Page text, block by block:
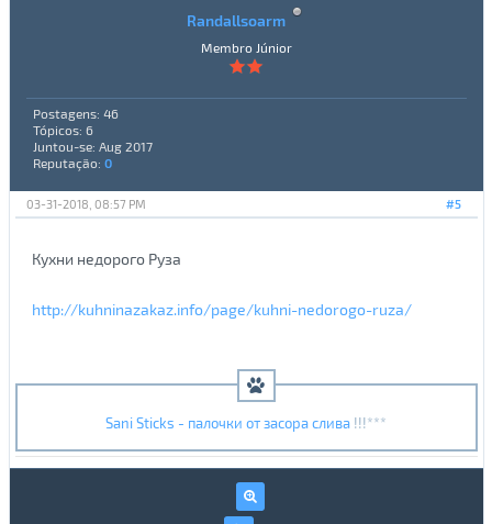
Randallsoarm
Membro Júnior
Postagens: 46
Tópicos: 6
Juntou-se: Aug 2017
Reputação: 0
#5
03-31-2018, 08:57 PM
Кухни недорого Руза
http://kuhninazakaz.info/page/kuhni-nedorogo-ruza/
Sani Sticks - палочки от засора слива !!!***